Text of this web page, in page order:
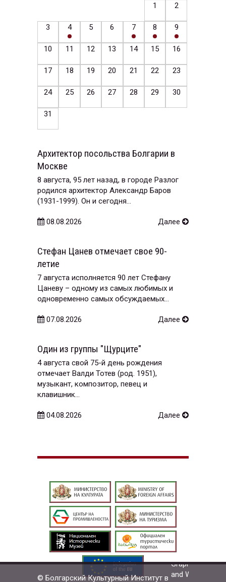
1 2
3 4 5 6 7 8 9
10 11 12 13 14 15 16
17 18 19 20 21 22 23
24 25 26 27 28 29 30
31
Архитектор посольства Болгарии в
Москве
8 августа, 95 лет назад, в городе Разлог
родился архитектор Александр Баров
(1931-1999). Он и сегодня...
08.08.2026 Далее
Стефан Цанев отмечает свое 90-
летие
7 августа исполняется 90 лет Стефану
Цаневу – одному из самых любимых и
одновременно самых обсуждаемых...
07.08.2026 Далее
Один из группы "Щурците"
4 августа свой 75-й день рождения
отмечает Валди Тотев (род. 1951),
музыкант, композитор, певец и
клавишник...
04.08.2026 Далее
© Болгарский Культурный Институт в